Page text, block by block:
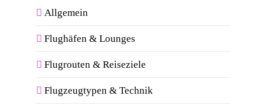
Allgemein
Flughäfen & Lounges
Flugrouten & Reiseziele
Flugzeugtypen & Technik